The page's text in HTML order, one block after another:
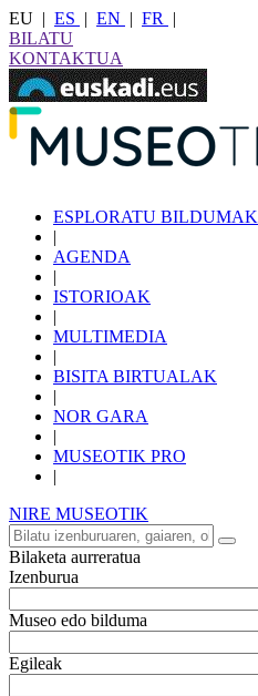
EU | ES | EN | FR
|
BILATU
KONTAKTUA
ESPLORATU BILDUMAK
|
AGENDA
|
ISTORIOAK
|
MULTIMEDIA
|
BISITA BIRTUALAK
|
NOR GARA
|
MUSEOTIK PRO
|
NIRE MUSEOTIK
Bilaketa aurreratua
Izenburua
Museo edo bilduma
Egileak